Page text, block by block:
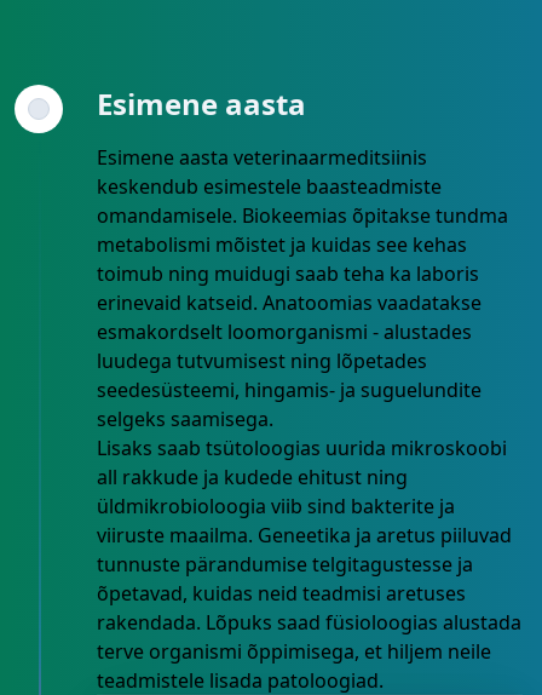
Esimene aasta
Esimene aasta veterinaarmeditsiinis
keskendub esimestele baasteadmiste
omandamisele. Biokeemias õpitakse tundma
metabolismi mõistet ja kuidas see kehas
toimub ning muidugi saab teha ka laboris
erinevaid katseid. Anatoomias vaadatakse
esmakordselt loomorganismi - alustades
luudega tutvumisest ning lõpetades
seedesüsteemi, hingamis- ja suguelundite
selgeks saamisega.
Lisaks saab tsütoloogias uurida mikroskoobi
all rakkude ja kudede ehitust ning
üldmikrobioloogia viib sind bakterite ja
viiruste maailma. Geneetika ja aretus piiluvad
tunnuste pärandumise telgitagustesse ja
õpetavad, kuidas neid teadmisi aretuses
rakendada. Lõpuks saad füsioloogias alustada
terve organismi õppimisega, et hiljem neile
teadmistele lisada patoloogiad.